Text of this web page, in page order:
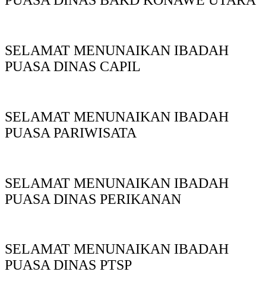
SELAMAT MENUNAIKAN IBADAH
PUASA DINAS CAPIL
SELAMAT MENUNAIKAN IBADAH
PUASA PARIWISATA
SELAMAT MENUNAIKAN IBADAH
PUASA DINAS PERIKANAN
SELAMAT MENUNAIKAN IBADAH
PUASA DINAS PTSP